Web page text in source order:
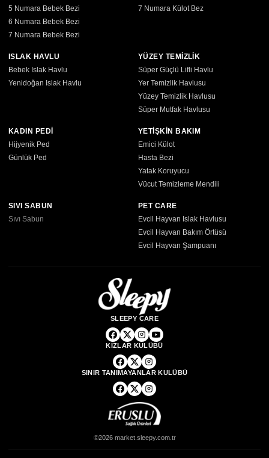
5 Numara Bebek Bezi
6 Numara Bebek Bezi
7 Numara Bebek Bezi
7 Numara Külot Bez
ISLAK HAVLU
Bebek Islak Havlu
Yenidoğan Islak Havlu
YÜZEY TEMİZLİK
Süper Güçlü Lifli Havlu
Yer Temizlik Havlusu
Yüzey Temizlik Havlusu
Süper Mutfak Havlusu
KADIN PEDİ
Hijyenik Ped
Günlük Ped
YETİŞKİN BAKIM
Emici Külot
Hasta Bezi
Yatak Koruyucu
Vücut Temizleme Mendili
SIVI SABUN
Sıvı Sabun
PET CARE
Evcil Hayvan Islak Havlusu
Evcil Hayvan Bakım Örtüsü
Evcil Hayvan Şampuanı
SLEEPY CARE
KIZLAR KULÜBÜ
SINIR TANIMAYANLAR KULÜBÜ
©2026 market.sleepy.com.tr